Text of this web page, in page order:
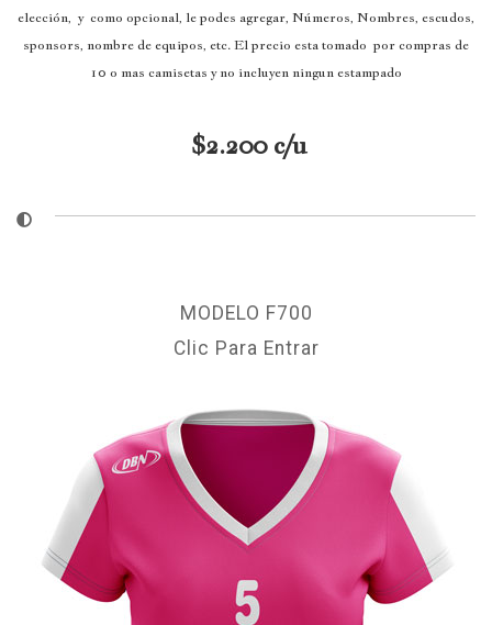
elección, y como opcional, le podes agregar, Números, Nombres, escudos,
sponsors, nombre de equipos, etc. El precio esta tomado por compras de
10 o mas camisetas y no incluyen ningun estampado
$2.200 c/u
MODELO F700
Clic Para Entrar